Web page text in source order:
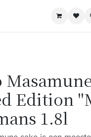
Edition
1.8l